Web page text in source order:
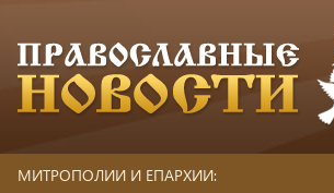
МИТРОПОЛИИ И ЕПАРХИИ: